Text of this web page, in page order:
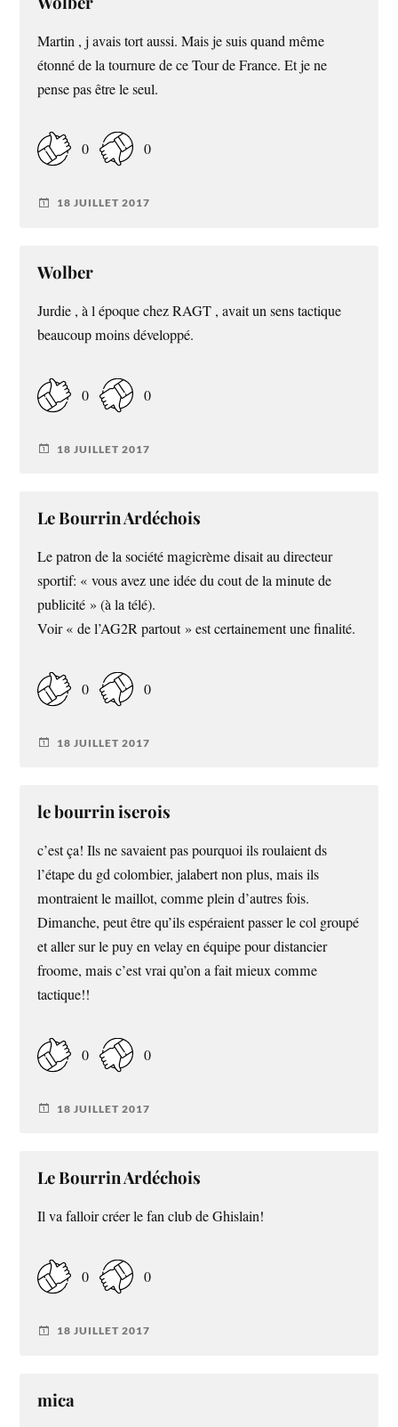
Martin , j avais tort aussi. Mais je suis quand même
étonné de la tournure de ce Tour de France. Et je ne
pense pas être le seul.
0 0
18 JUILLET 2017
Wolber
Jurdie , à l époque chez RAGT , avait un sens tactique
beaucoup moins développé.
0 0
18 JUILLET 2017
Le Bourrin Ardéchois
Le patron de la société magicrème disait au directeur
sportif: « vous avez une idée du cout de la minute de
publicité » (à la télé).
Voir « de l’AG2R partout » est certainement une finalité.
0 0
18 JUILLET 2017
le bourrin iserois
c’est ça! Ils ne savaient pas pourquoi ils roulaient ds
l’étape du gd colombier, jalabert non plus, mais ils
montraient le maillot, comme plein d’autres fois.
Dimanche, peut être qu’ils espéraient passer le col groupé
et aller sur le puy en velay en équipe pour distancier
froome, mais c’est vrai qu’on a fait mieux comme
tactique!!
0 0
18 JUILLET 2017
Le Bourrin Ardéchois
Il va falloir créer le fan club de Ghislain!
0 0
18 JUILLET 2017
mica